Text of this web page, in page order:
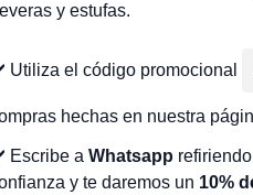
y estufas.
Utiliza el código promocional
hechas en nuestra
Escribe a Whatsapp
y te daremos un 10%
CR459192
111817,
LAMPRO